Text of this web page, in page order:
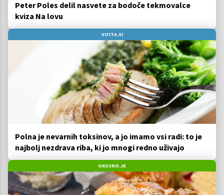
Peter Poles delil nasvete za bodoče tekmovalce
kviza Na lovu
VIZITA.SI
Polna je nevarnih toksinov, a jo imamo vsi radi: to je
najbolj nezdrava riba, ki jo mnogi redno uživajo
OKUSNO.JE